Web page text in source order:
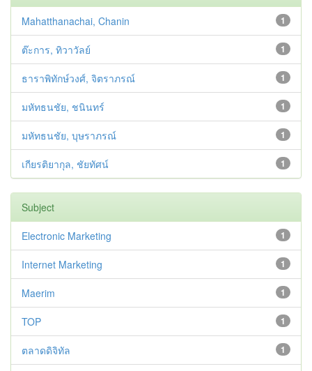
1
Mahatthanachai, Chanin
1
ต๊ะการ, ทิวาวัลย์
1
ธาราพิทักษ์วงศ์, จิตราภรณ์
1
มหัทธนชัย, ชนินทร์
1
มหัทธนชัย, บุษราภรณ์
1
เกียรติยากุล, ชัยทัศน์
Subject
1
Electronic Marketing
1
Internet Marketing
1
Maerim
1
TOP
1
ตลาดดิจิทัล